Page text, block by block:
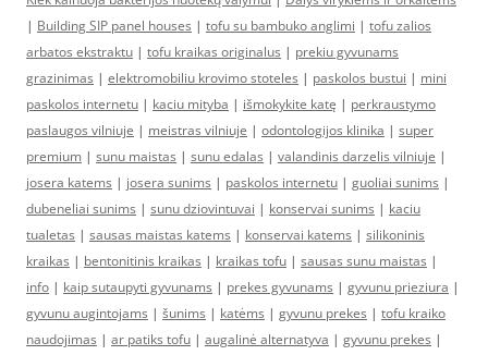
| Building SIP panel houses | tofu su bambuko anglimi | tofu zalios
arbatos ekstraktu | tofu kraikas originalus | prekiu gyvunams
grazinimas | elektromobiliu krovimo stoteles | paskolos bustui | mini
paskolos internetu | kaciu mityba | išmokykite katę | perkraustymo
paslaugos vilniuje | meistras vilniuje | odontologijos klinika | super
premium | sunu maistas | sunu edalas | valandinis darzelis vilniuje |
josera katems | josera sunims | paskolos internetu | guoliai sunims |
dubeneliai sunims | sunu dziovintuvai | konservai sunims | kaciu
tualetas | sausas maistas katems | konservai katems | silikoninis
kraikas | bentonitinis kraikas | kraikas tofu | sausas sunu maistas |
info | kaip sutaupyti gyvunams | prekes gyvunams | gyvunu prieziura |
gyvunu augintojams | šunims | katėms | gyvunu prekes | tofu kraiko
naudojimas | ar patiks tofu | augalinė alternatyva | gyvunu prekes |